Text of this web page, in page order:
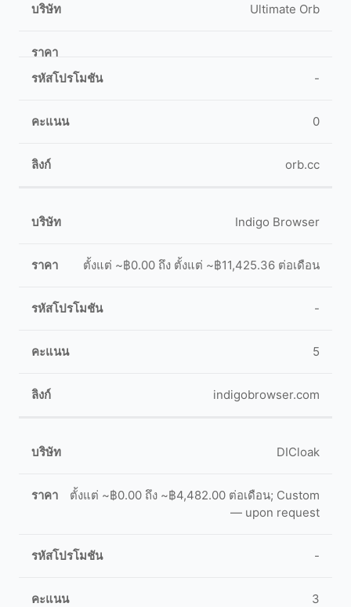
Ultimate Orb
-
0
orb.cc
Indigo Browser
ตั้งแต่ ~฿0.00 ถึง ตั้งแต่ ~฿11,425.36 ต่อเดือน
-
5
indigobrowser.com
DICloak
ตั้งแต่ ~฿0.00 ถึง ~฿4,482.00 ต่อเดือน; Custom
— upon request
-
3